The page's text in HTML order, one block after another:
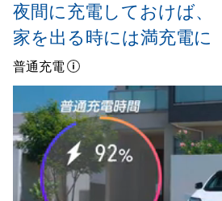
夜間に充電しておけば、
家を出る時には満充電に
普通充電